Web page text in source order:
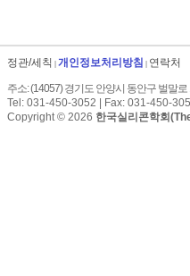
정관/세칙 개인정보처리방침 연락처
주소: (14057) 경기도 안양시 동안구 벌말
Tel: 031-450-3052 | Fax: 031-450-
Copyright © 2026 한국실리콘학회